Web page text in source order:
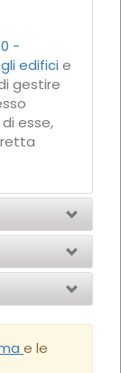
-
edifici e
gestire
esse,
e le